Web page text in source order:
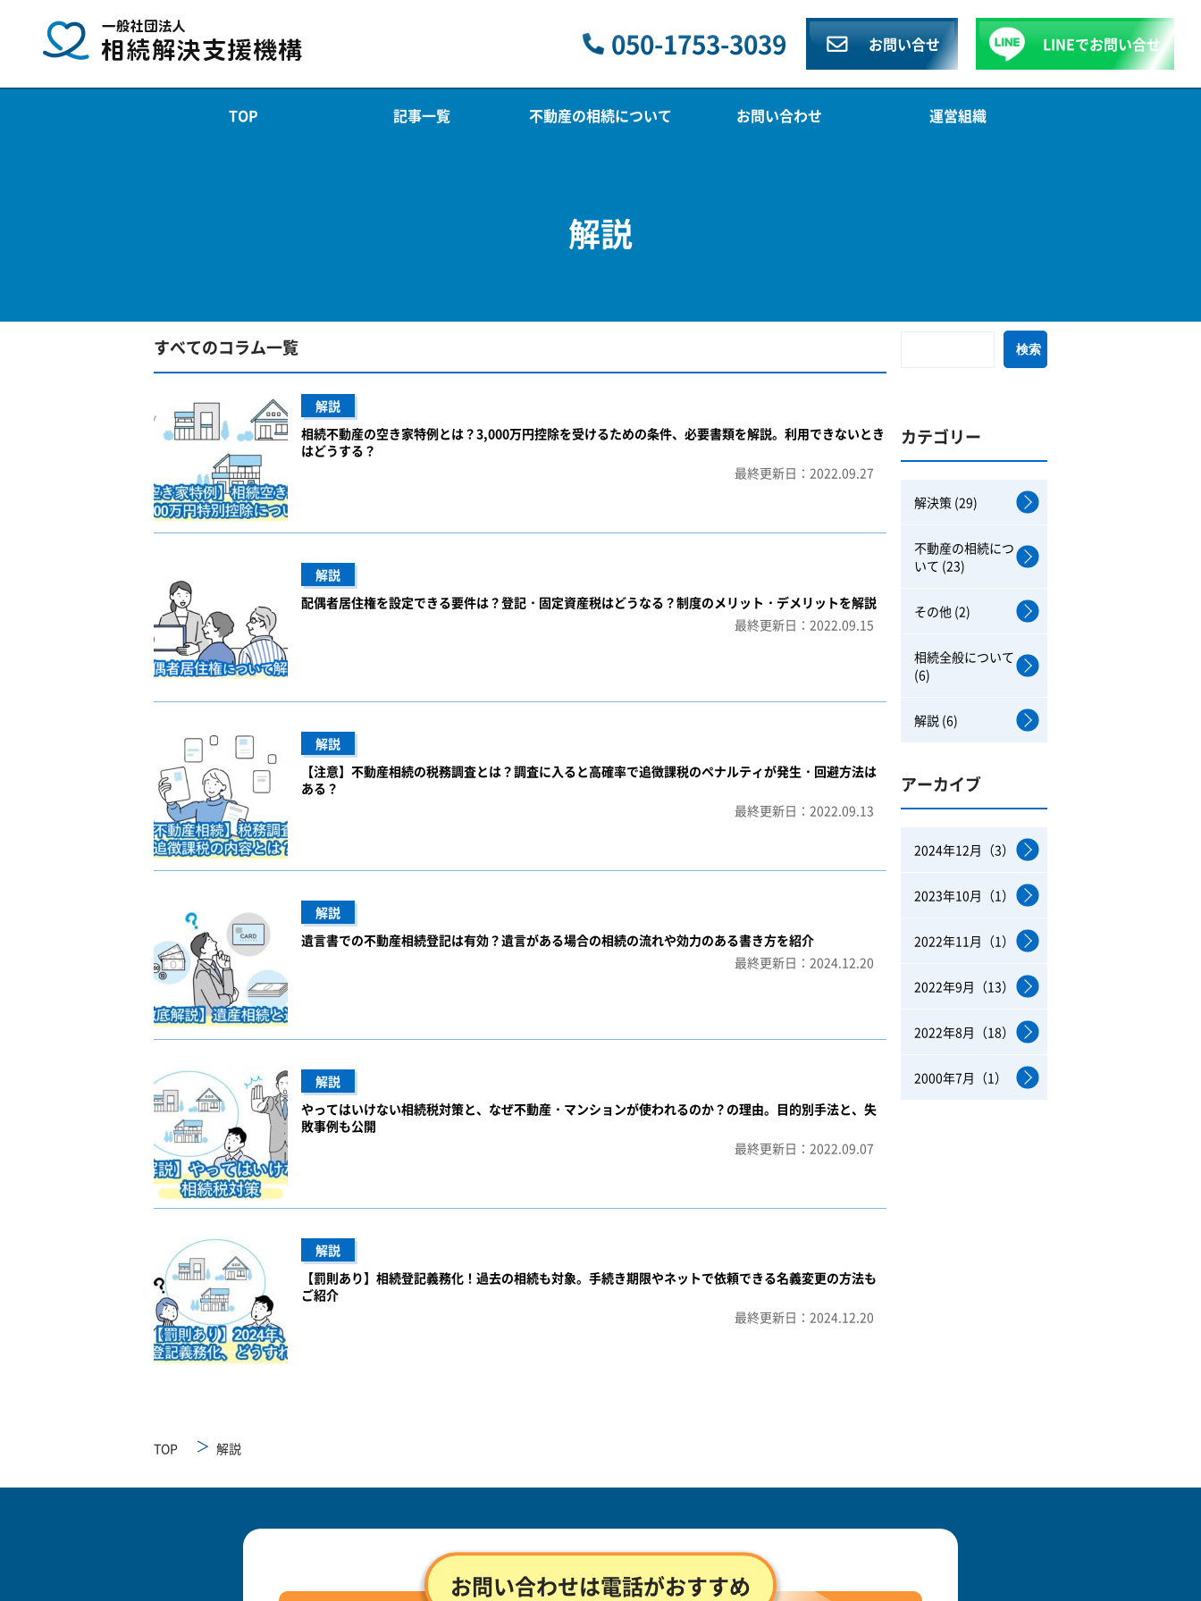
050-1753-3039 お問い合せ LINEでお問い合せ
TOP 記事一覧 不動産の相続について お問い合わせ 運営組織
解説
すべてのコラム一覧
解説
相続不動産の空き家特例とは？3,000万円控除を受けるための条件、必要書類を解説。利用できないとき
はどうする？
最終更新日：2022.09.27
解説
配偶者居住権を設定できる要件は？登記・固定資産税はどうなる？制度のメリット・デメリットを解説
最終更新日：2022.09.15
解説
【注意】不動産相続の税務調査とは？調査に入ると高確率で追徴課税のペナルティが発生・回避方法は
ある？
最終更新日：2022.09.13
解説
遺言書での不動産相続登記は有効？遺言がある場合の相続の流れや効力のある書き方を紹介
最終更新日：2024.12.20
解説
やってはいけない相続税対策と、なぜ不動産・マンションが使われるのか？の理由。目的別手法と、失
敗事例も公開
最終更新日：2022.09.07
解説
【罰則あり】相続登記義務化！過去の相続も対象。手続き期限やネットで依頼できる名義変更の方法も
ご紹介
最終更新日：2024.12.20
カテゴリー
解決策 (29)
不動産の相続につ
いて (23)
その他 (2)
相続全般について
(6)
解説 (6)
アーカイブ
2024年12月（3）
2023年10月（1）
2022年11月（1）
2022年9月（13）
2022年8月（18）
2000年7月（1）
TOP 解説
お問い合わせは電話がおすすめ